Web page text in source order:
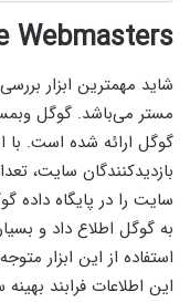
Webmasters
شاید مهمترین ابزار
مستر می‌باشد. گوگل
گوگل ارائه شده است. با
بازدیدکنندگان سایت،
سایت را در پایگاه داده
به گوگل اطلاع داد و
استفاده از این ابزار
این اطلاعات فرابند